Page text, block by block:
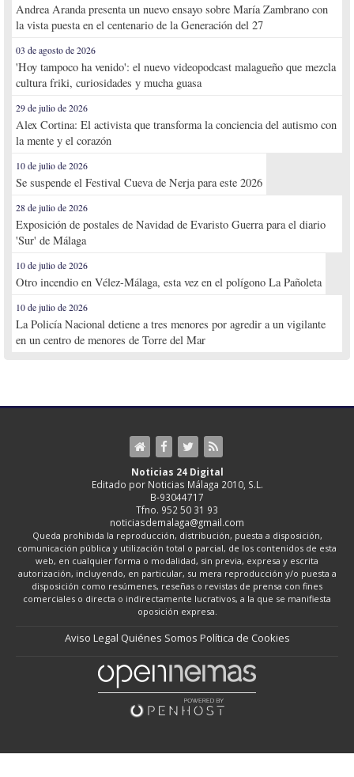
Andrea Aranda presenta un nuevo ensayo sobre María Zambrano con
la vista puesta en el centenario de la Generación del 27
03 de agosto de 2026
'Hoy tampoco ha venido': el nuevo videopodcast malagueño que mezcla
cultura friki, curiosidades y mucha guasa
29 de julio de 2026
Alex Cortina: El activista que transforma la conciencia del autismo con
la mente y el corazón
10 de julio de 2026
Se suspende el Festival Cueva de Nerja para este 2026
28 de julio de 2026
Exposición de postales de Navidad de Evaristo Guerra para el diario
'Sur' de Málaga
10 de julio de 2026
Otro incendio en Vélez-Málaga, esta vez en el polígono La Pañoleta
10 de julio de 2026
La Policía Nacional detiene a tres menores por agredir a un vigilante
en un centro de menores de Torre del Mar
Noticias 24 Digital
Editado por Noticias Málaga 2010, S.L.
B-93044717
Tfno. 952 50 31 93
noticiasdemalaga@gmail.com
Queda prohibida la reproducción, distribución, puesta a disposición,
comunicación pública y utilización total o parcial, de los contenidos de esta
web, en cualquier forma o modalidad, sin previa, expresa y escrita
autorización, incluyendo, en particular, su mera reproducción y/o puesta a
disposición como resúmenes, reseñas o revistas de prensa con fines
comerciales o directa o indirectamente lucrativos, a la que se manifiesta
oposición expresa.
Aviso Legal Quiénes Somos Política de Cookies